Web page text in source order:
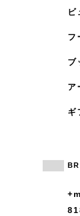
ビ
フ
ブ
ア
ギ